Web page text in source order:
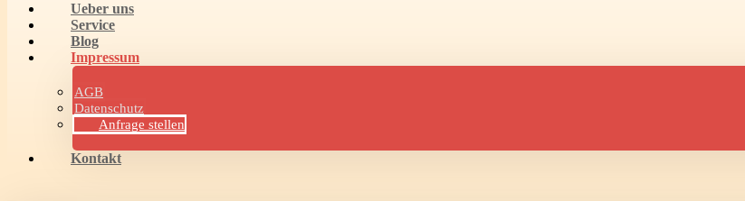
Ueber uns
Service
Blog
Impressum
AGB
Datenschutz
Anfrage stellen
Kontakt